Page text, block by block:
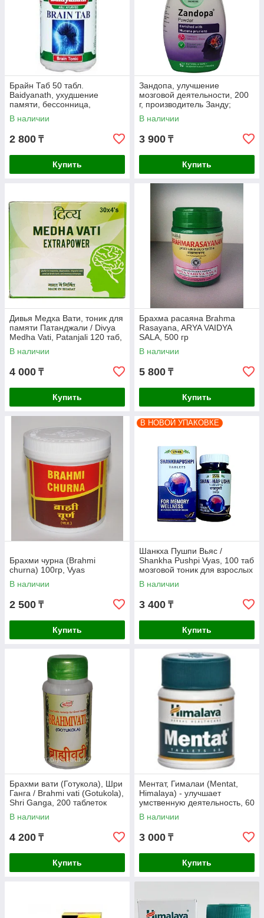
Брайн Таб 50 табл.
Baidyanath, ухудшение
памяти, бессонница,
раздражительность,
депрессия, стресс
В наличии
2 800 ₸
Купить
Зандопа, улучшение
мозговой деятельности, 200
г, производитель Занду;
Zandopa, 200 g, Zandu
В наличии
3 900 ₸
Купить
Дивья Медха Вати, тоник для
памяти Патанджали / Divya
Medha Vati, Patanjali 120 таб,
В наличии
4 000 ₸
Купить
Брахма расаяна Brahma
Rasayana, ARYA VAIDYA
SALA, 500 гр
В наличии
5 800 ₸
Купить
Брахми чурна (Brahmi
churna) 100гр, Vyas
В наличии
2 500 ₸
Купить
В НОВОЙ УПАКОВКЕ
Шанкха Пушпи Вьяс /
Shankha Pushpi Vyas, 100 таб
мозговой тоник для взрослых
и детей с 6 лет
В наличии
3 400 ₸
Купить
Брахми вати (Готукола), Шри
Ганга / Brahmi vati (Gotukola),
Shri Ganga, 200 таблеток
В наличии
4 200 ₸
Купить
Ментат, Гималаи (Mentat,
Himalaya) - улучшает
умственную деятельность, 60
таблеток
В наличии
3 000 ₸
Купить